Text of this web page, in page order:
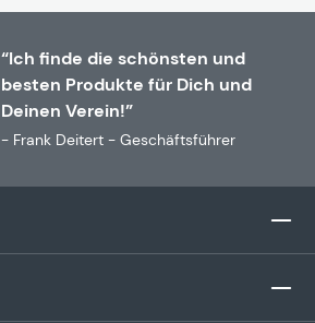
“Ich finde die schönsten und
besten Produkte für Dich und
Deinen Verein!”
- Frank Deitert - Geschäftsführer